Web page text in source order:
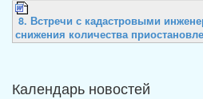
8. Встречи с кадастровыми
снижения количества
Календарь новостей